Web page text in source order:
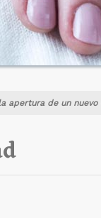
apertura de un nuevo